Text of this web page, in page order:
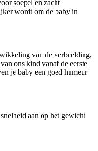
soepel en zacht
wordt om de baby in
van de verbeelding,
ons kind vanaf de eerste
je baby een goed humeur
aan op het gewicht